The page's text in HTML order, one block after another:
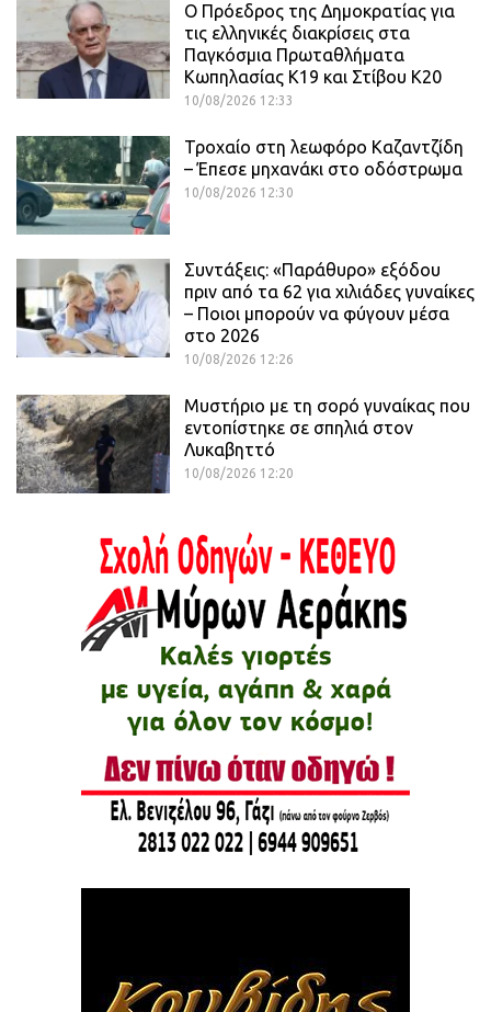
Ο Πρόεδρος της Δημοκρατίας για
τις ελληνικές διακρίσεις στα
Παγκόσμια Πρωταθλήματα
Κωπηλασίας Κ19 και Στίβου Κ20
10/08/2026 12:33
Τροχαίο στη λεωφόρο Καζαντζίδη
– Έπεσε μηχανάκι στο οδόστρωμα
10/08/2026 12:30
Συντάξεις: «Παράθυρο» εξόδου
πριν από τα 62 για χιλιάδες γυναίκες
– Ποιοι μπορούν να φύγουν μέσα
στο 2026
10/08/2026 12:26
Μυστήριο με τη σορό γυναίκας που
εντοπίστηκε σε σπηλιά στον
Λυκαβηττό
10/08/2026 12:20